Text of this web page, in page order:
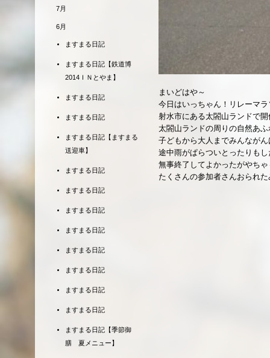
まいどはや～
今日はいっちゃん！リレーマ
射水市にある太閤山ランドで
太閤山ランドの周りの自然あ
子どもから大人までみんなが
途中雨がぱらついとったりもし
無事終了してよかったがやちゃ
たくさんの参加者さんおられ
7月
6月
ますまる日記
ますまる日記【鉄道博
2014ＩＮとやま】
ますまる日記
ますまる日記
ますまる日記【ますまる
送迎車】
ますまる日記
ますまる日記
ますまる日記
ますまる日記
ますまる日記
ますまる日記
ますまる日記
ますまる日記
ますまる日記【季節御
膳 夏メニュー】